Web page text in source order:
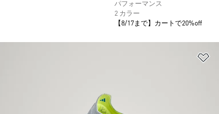
パフォーマンス
2 カラー
【8/17まで】カートで20%off